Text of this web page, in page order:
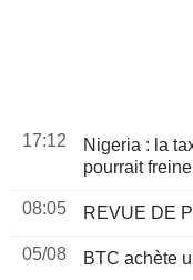
17:12
Nigeria : la
pourrait
08:05 REVUE DE
05/08 BTC achète